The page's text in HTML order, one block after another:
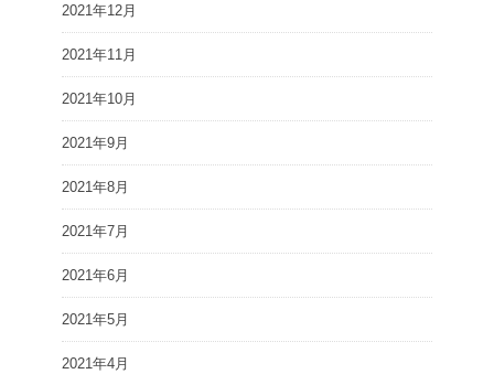
2021年12月
2021年11月
2021年10月
2021年9月
2021年8月
2021年7月
2021年6月
2021年5月
2021年4月